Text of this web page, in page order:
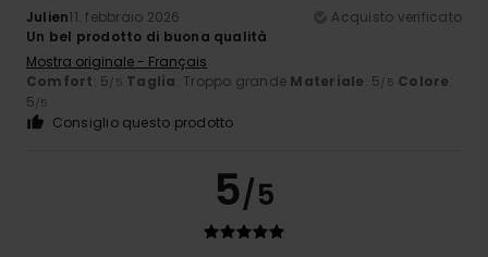
Julien11. febbraio 2026
Acquisto verificato
Un bel prodotto di buona qualità
Mostra originale - Français
Comfort: 5/5 Taglia: Troppo grande Materiale: 5/5 Colore:
5/5
Consiglio questo prodotto
5/5